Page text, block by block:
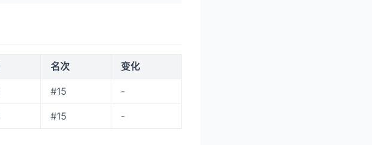
名次 变化
#15 -
#15 -